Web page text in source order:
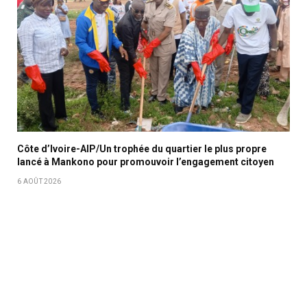
Côte d’Ivoire-AIP/Un trophée du quartier le plus propre
lancé à Mankono pour promouvoir l’engagement citoyen
6 AOÛT 2026